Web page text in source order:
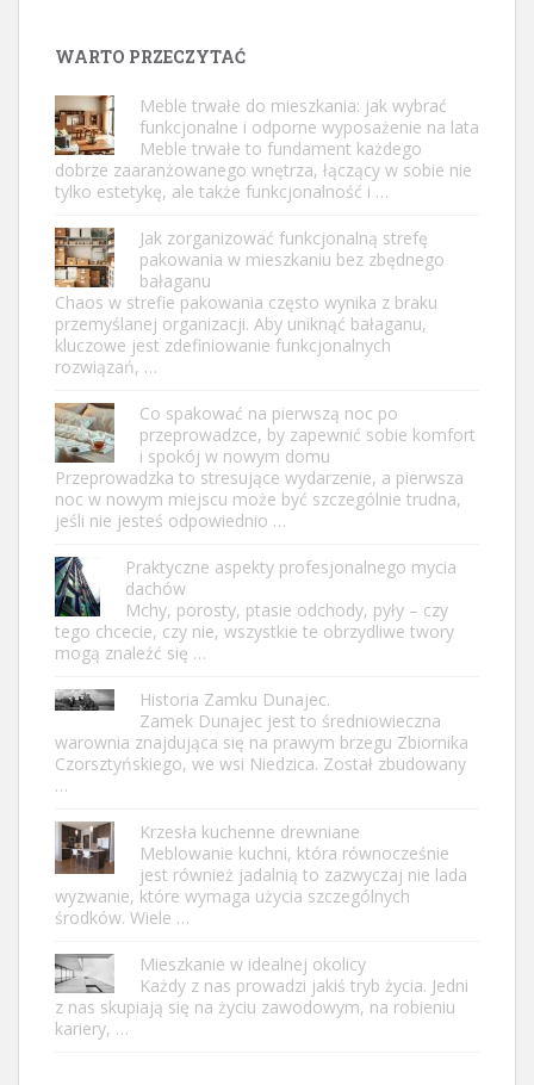
WARTO PRZECZYTAĆ
Meble trwałe do mieszkania: jak wybrać
funkcjonalne i odporne wyposażenie na lata
Meble trwałe to fundament każdego
dobrze zaaranżowanego wnętrza, łączący w sobie nie
tylko estetykę, ale także funkcjonalność i …
Jak zorganizować funkcjonalną strefę
pakowania w mieszkaniu bez zbędnego
bałaganu
Chaos w strefie pakowania często wynika z braku
przemyślanej organizacji. Aby uniknąć bałaganu,
kluczowe jest zdefiniowanie funkcjonalnych
rozwiązań, …
Co spakować na pierwszą noc po
przeprowadzce, by zapewnić sobie komfort
i spokój w nowym domu
Przeprowadzka to stresujące wydarzenie, a pierwsza
noc w nowym miejscu może być szczególnie trudna,
jeśli nie jesteś odpowiednio …
Praktyczne aspekty profesjonalnego mycia
dachów
Mchy, porosty, ptasie odchody, pyły – czy
tego chcecie, czy nie, wszystkie te obrzydliwe twory
mogą znaleźć się …
Historia Zamku Dunajec.
Zamek Dunajec jest to średniowieczna
warownia znajdująca się na prawym brzegu Zbiornika
Czorsztyńskiego, we wsi Niedzica. Został zbudowany
…
Krzesła kuchenne drewniane
Meblowanie kuchni, która równocześnie
jest również jadalnią to zazwyczaj nie lada
wyzwanie, które wymaga użycia szczególnych
środków. Wiele …
Mieszkanie w idealnej okolicy
Każdy z nas prowadzi jakiś tryb życia. Jedni
z nas skupiają się na życiu zawodowym, na robieniu
kariery, …